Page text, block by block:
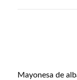
Mayonesa de